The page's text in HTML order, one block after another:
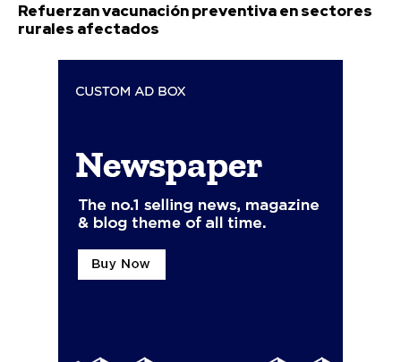
Refuerzan vacunación preventiva en sectores
rurales afectados